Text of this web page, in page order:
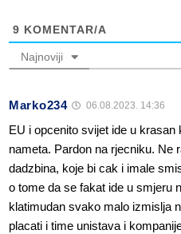
9 KOMENTAR/A
Najnoviji
Marko234 06.08.2023. 14:36
EU i opcenito svijet ide u
nameta. Pardon na rjecniku. Ne
dadzbina, koje bi cak i imale
o tome da se fakat ide u smjeru
klatimudan svako malo izmislja
placati i time unistava i